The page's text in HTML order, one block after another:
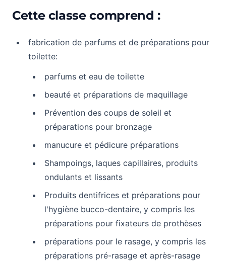
Cette classe comprend :
fabrication de parfums et de préparations pour
toilette:
parfums et eau de toilette
beauté et préparations de maquillage
Prévention des coups de soleil et
préparations pour bronzage
manucure et pédicure préparations
Shampoings, laques capillaires, produits
ondulants et lissants
Produits dentifrices et préparations pour
l'hygiène bucco-dentaire, y compris les
préparations pour fixateurs de prothèses
préparations pour le rasage, y compris les
préparations pré-rasage et après-rasage